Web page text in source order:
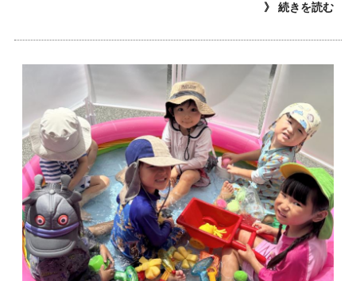
》 続きを読む